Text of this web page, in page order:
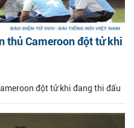
thủ Cameroon đột tử khi
đột tử khi đang thi đấu